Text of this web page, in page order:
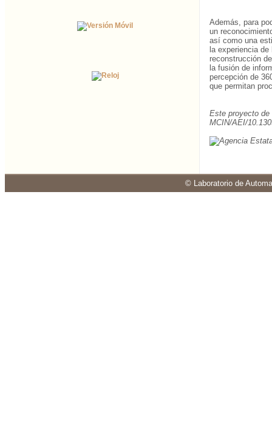
Además, para
un
así como una
la experiencia
reconstrucción
la fusión de
percepción de
que permitan
Este proyecto de
MCIN/AEI/
© Laboratorio de